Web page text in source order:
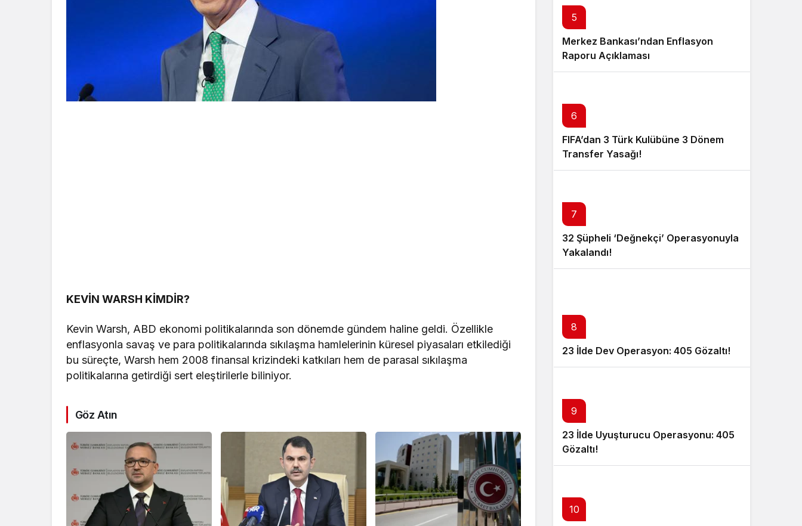
KEVİN WARSH KİMDİR?
Kevin Warsh, ABD ekonomi politikalarında son dönemde gündem haline geldi. Özellikle
enflasyonla savaş ve para politikalarında sıkılaşma hamlelerinin küresel piyasaları etkilediği
bu süreçte, Warsh hem 2008 finansal krizindeki katkıları hem de parasal sıkılaşma
politikalarına getirdiği sert eleştirilerle biliniyor.
Göz Atın
5
Merkez Bankası’ndan Enflasyon
Raporu Açıklaması
6
FIFA’dan 3 Türk Kulübüne 3 Dönem
Transfer Yasağı!
7
32 Şüpheli ‘Değnekçi’ Operasyonuyla
Yakalandı!
8
23 İlde Dev Operasyon: 405 Gözaltı!
9
23 İlde Uyuşturucu Operasyonu: 405
Gözaltı!
10